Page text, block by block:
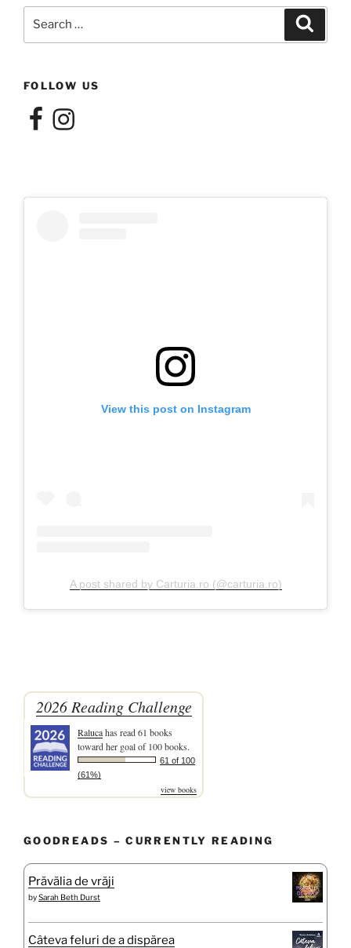
FOLLOW US
FacebookInstagram
View this post on Instagram
A post shared by Carturia.ro (@carturia.ro)
2026 Reading Challenge
Ralucahas read 61 books
toward her goal of 100 books.
61 of 100
(61%)
view books
GOODREADS – CURRENTLY READING
Prăvălia de vrăji
bySarah Beth Durst
Câteva feluri de a dispărea